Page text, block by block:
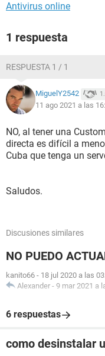
Antivirus online
1 respuesta
RESPUESTA 1 / 1
MiguelY2542
11 ago 2021 a las
NO, al tener una
directa es difícil a
Cuba que tenga un
Saludos.
Discusiones similares
NO PUEDO
kanito66 - 18 jul 2020 a las
Alexander - 9 mar 2021 a
6 respuestas
como desinstalar